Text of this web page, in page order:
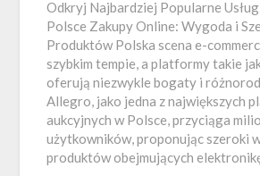
Odkryj Najbardziej Popularne
Polsce Zakupy Online: Wygoda i
Produktów Polska scena e-
szybkim tempie, a platformy takie
oferują niezwykle bogaty i
Allegro, jako jedna z największych
aukcyjnych w Polsce, przyciąga
użytkowników, proponując szeroki
produktów obejmujących